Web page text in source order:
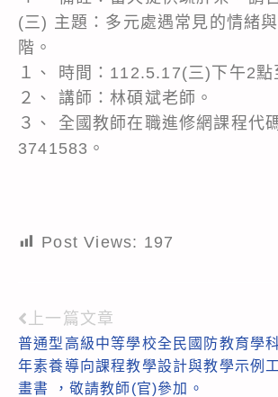
(三) 主題：多元處遇常見的情緒
階。
１、 時間：112.5.17(三)下午2點
２、 講師：林碩斌老師。
３、 全國教師在職進修網課程代
3741583。
Post Views: 197
Read
more
articles
上一篇文章
普通型高級中等學校全民國防教育學
年素養導向課程教學設計與教學示例
畫書 ，敬請教師(官)參加。